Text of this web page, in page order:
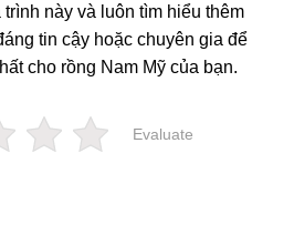
này và luôn tìm hiểu thêm
tin cậy hoặc chuyên gia để
cho rồng Nam Mỹ của bạn.
Evaluate